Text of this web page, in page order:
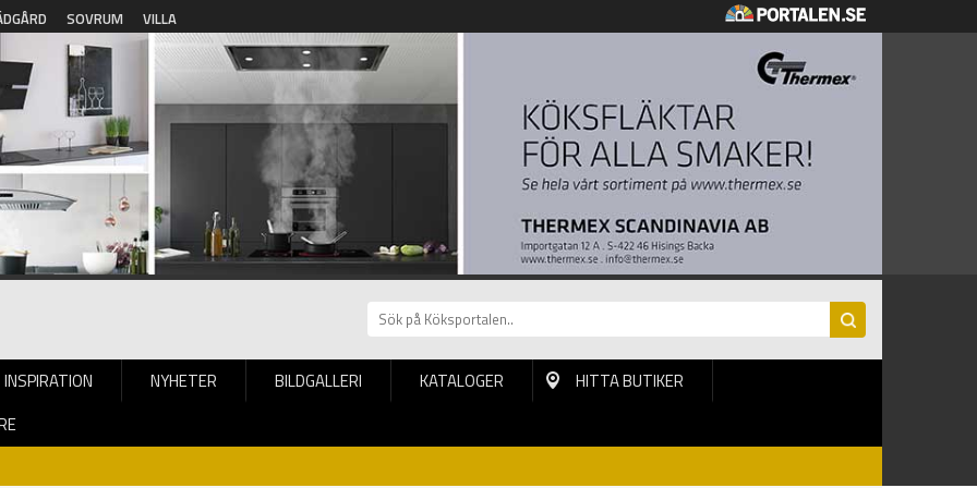
SOVRUM VILLA
INSPIRATION NYHETER BILDGALLERI KATALOGER
HITTA BUTIKER